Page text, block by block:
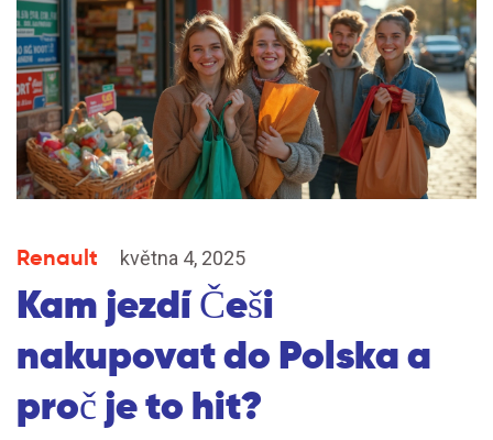
Renault května 4, 2025
Kam jezdí Češi
nakupovat do Polska a
proč je to hit?